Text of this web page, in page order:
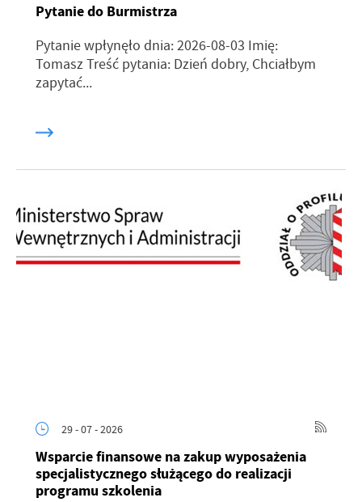
Pytanie do Burmistrza
Pytanie wpłynęło dnia: 2026-08-03 Imię:
Tomasz Treść pytania: Dzień dobry, Chciałbym
zapytać...
29 - 07 - 2026
Wsparcie finansowe na zakup wyposażenia
specjalistycznego służącego do realizacji
programu szkolenia